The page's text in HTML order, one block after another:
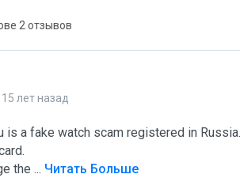
2 отзывов
15 лет назад
is a fake watch scam registered in
the ... Читать Больше